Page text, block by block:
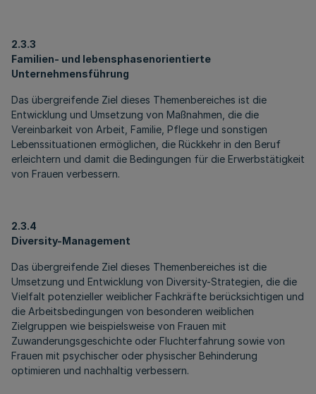
2.3.3
Familien- und lebensphasenorientierte
Unternehmensführung
Das übergreifende Ziel dieses Themenbereiches ist die
Entwicklung und Umsetzung von Maßnahmen, die die
Vereinbarkeit von Arbeit, Familie, Pflege und sonstigen
Lebenssituationen ermöglichen, die Rückkehr in den Beruf
erleichtern und damit die Bedingungen für die Erwerbstätigkeit
von Frauen verbessern.
2.3.4
Diversity-Management
Das übergreifende Ziel dieses Themenbereiches ist die
Umsetzung und Entwicklung von Diversity-Strategien, die die
Vielfalt potenzieller weiblicher Fachkräfte berücksichtigen und
die Arbeitsbedingungen von besonderen weiblichen
Zielgruppen wie beispielsweise von Frauen mit
Zuwanderungsgeschichte oder Fluchterfahrung sowie von
Frauen mit psychischer oder physischer Behinderung
optimieren und nachhaltig verbessern.